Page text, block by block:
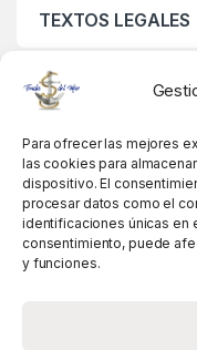
Para ofrecer las mejores
las cookies para
dispositivo. El
procesar datos como el
identificaciones únicas en
consentimiento, puede
y funciones.
TEXTOS LEGALES
MIS DATOS